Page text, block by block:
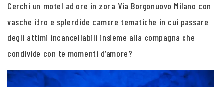
Cerchi un motel ad ore in zona Via Borgonuovo Milano con
vasche idro e splendide camere tematiche in cui passare
degli attimi incancellabili insieme alla compagna che
condivide con te momenti d’amore?